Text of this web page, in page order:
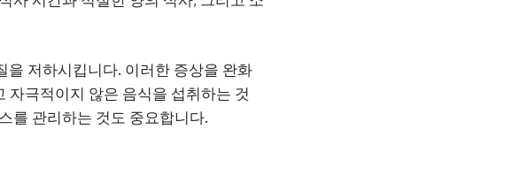
을 저하시킵니다. 이러한 증상을 완화
자극적이지 않은 음식을 섭취하는 것
를 관리하는 것도 중요합니다.